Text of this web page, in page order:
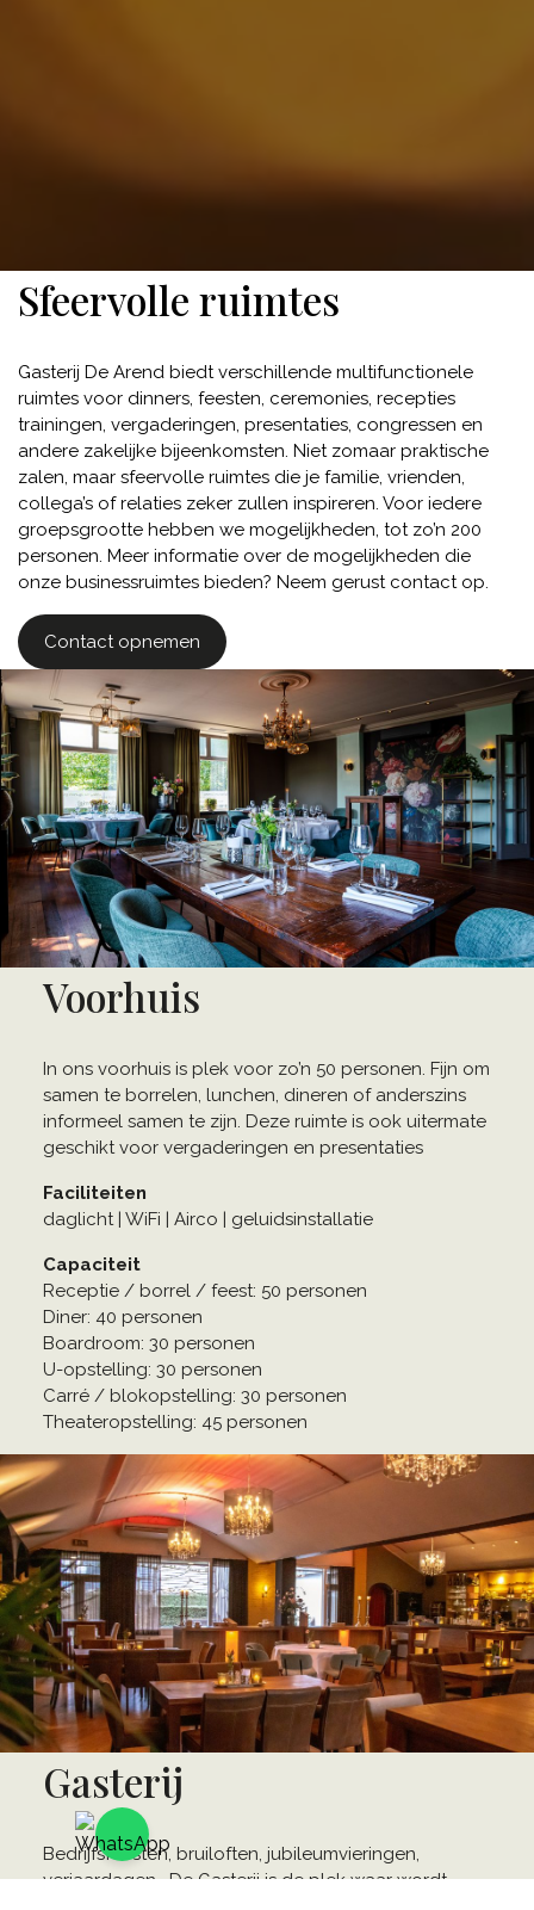
Sfeervolle ruimtes
Gasterij De Arend biedt verschillende multifunctionele
ruimtes voor dinners, feesten, ceremonies, recepties
trainingen, vergaderingen, presentaties, congressen en
andere zakelijke bijeenkomsten. Niet zomaar praktische
zalen, maar sfeervolle ruimtes die je familie, vrienden,
collega’s of relaties zeker zullen inspireren. Voor iedere
groepsgrootte hebben we mogelijkheden, tot zo’n 200
personen. Meer informatie over de mogelijkheden die
onze businessruimtes bieden? Neem gerust contact op.
Contact opnemen
Voorhuis
In ons voorhuis is plek voor zo’n 50 personen. Fijn om
samen te borrelen, lunchen, dineren of anderszins
informeel samen te zijn. Deze ruimte is ook uitermate
geschikt voor vergaderingen en presentaties
Faciliteiten
daglicht | WiFi | Airco | geluidsinstallatie
Capaciteit
Receptie / borrel / feest: 50 personen
Diner: 40 personen
Boardroom: 30 personen
U-opstelling: 30 personen
Carré / blokopstelling: 30 personen
Theateropstelling: 45 personen
Gasterij
Bedrijfsfeesten, bruiloften, jubileumvieringen,
verjaardagen… De Gasterij is de plek waar wordt